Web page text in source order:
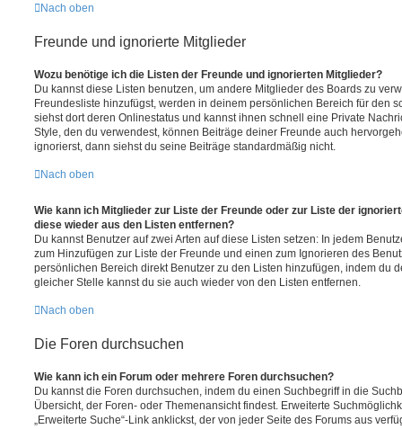
Nach oben
Freunde und ignorierte Mitglieder
Wozu benötige ich die Listen der Freunde und ignorierten Mitglieder?
Du kannst diese Listen benutzen, um andere Mitglieder des Boards zu
Freundesliste hinzufügst, werden in deinem persönlichen Bereich für den
siehst dort deren Onlinestatus und kannst ihnen schnell eine Private
Style, den du verwendest, können Beiträge deiner Freunde auch
ignorierst, dann siehst du seine Beiträge standardmäßig nicht.
Nach oben
Wie kann ich Mitglieder zur Liste der Freunde oder zur Liste der
diese wieder aus den Listen entfernen?
Du kannst Benutzer auf zwei Arten auf diese Listen setzen: In jedem
zum Hinzufügen zur Liste der Freunde und einen zum Ignorieren des
persönlichen Bereich direkt Benutzer zu den Listen hinzufügen, indem du
gleicher Stelle kannst du sie auch wieder von den Listen entfernen.
Nach oben
Die Foren durchsuchen
Wie kann ich ein Forum oder mehrere Foren durchsuchen?
Du kannst die Foren durchsuchen, indem du einen Suchbegriff in die
Übersicht, der Foren- oder Themenansicht findest. Erweiterte
„Erweiterte Suche“-Link anklickst, der von jeder Seite des Forums aus